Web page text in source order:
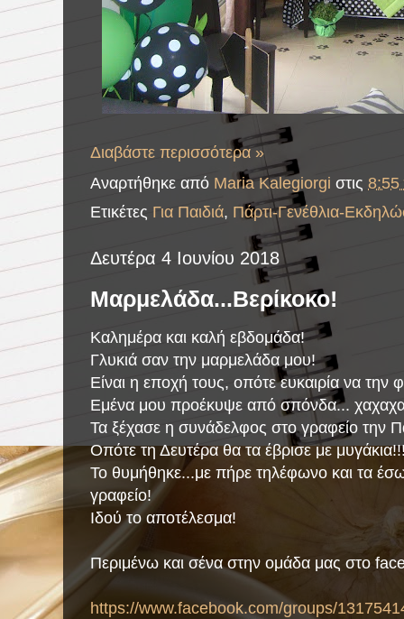
Διαβάστε περισσότερα »
Αναρτήθηκε από Maria Kalegiorgi στις 8:55
Ετικέτες Για Παιδιά, Πάρτι-Γενέθλια-
Δευτέρα 4 Ιουνίου 2018
Μαρμελάδα...Βερίκοκο!
Καλημέρα και καλή εβδομάδα!
Γλυκιά σαν την μαρμελάδα μου!
Είναι η εποχή τους, οπότε ευκαιρία να την
Εμένα μου προέκυψε από σπόνδα...
Τα ξέχασε η συνάδελφος στο γραφείο την
Οπότε τη Δευτέρα θα τα έβρισε με
Το θυμήθηκε...με πήρε τηλέφωνο και τα
γραφείο!
Ιδού το αποτέλεσμα!
Περιμένω και σένα στην ομάδα μας στο
https://www.facebook.com/groups/